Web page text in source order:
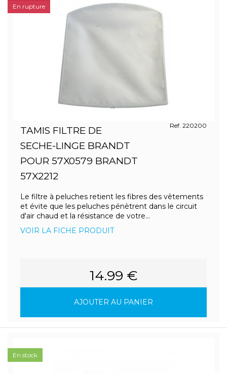
TAMIS FILTRE DE
SECHE-LINGE BRANDT
POUR 57X0579 BRANDT
57X2212
Ref. 220200
Le filtre à peluches retient les fibres des vêtements
et évite que les peluches pénètrent dans le circuit
d'air chaud et la résistance de votre...
VOIR LA FICHE PRODUIT
14.99 €
AJOUTER AU PANIER
En rupture
En stock